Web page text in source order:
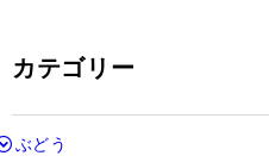
カテゴリー
ぶどう